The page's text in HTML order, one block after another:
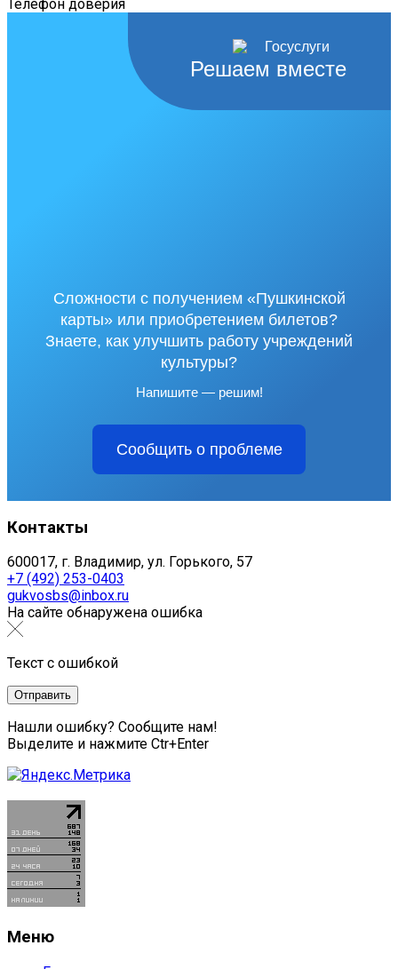
Телефон доверия
Решаем вместе
Сложности с получением «Пушкинской
карты» или приобретением билетов?
Знаете, как улучшить работу учреждений
культуры?
Напишите — решим!
Сообщить о проблеме
Контакты
600017, г. Владимир, ул. Горького, 57
+7 (492) 253-0403
gukvosbs@inbox.ru
На сайте обнаружена ошибка
Текст с ошибкой
Нашли ошибку? Сообщите нам!
Выделите и нажмите Ctr+Enter
Меню